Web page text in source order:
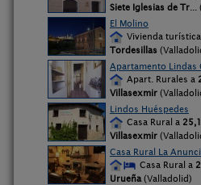
Siete Iglesias de Tr...
El Molino
Vivienda
Tordesillas
Apartamento Lindas
Apart. Rurales a
Villasexmir
Lindos Huéspedes
Casa Rural a
Villasexmir
Casa Rural La
Casa Rural a
Urueña (Valladolid)